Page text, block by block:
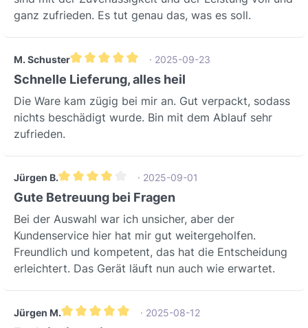
ganz zufrieden. Es tut genau das, was es soll.
M. Schuster
Durchschnittliche Bewertung von 5 von 5 Sternen
· 2025-09-23
Schnelle Lieferung, alles heil
Die Ware kam zügig bei mir an. Gut verpackt, sodass
nichts beschädigt wurde. Bin mit dem Ablauf sehr
zufrieden.
Jürgen B.
Durchschnittliche Bewertung von 4 von 5 Sternen
· 2025-09-01
Gute Betreuung bei Fragen
Bei der Auswahl war ich unsicher, aber der
Kundenservice hier hat mir gut weitergeholfen.
Freundlich und kompetent, das hat die Entscheidung
erleichtert. Das Gerät läuft nun auch wie erwartet.
Jürgen M.
· 2025-08-12